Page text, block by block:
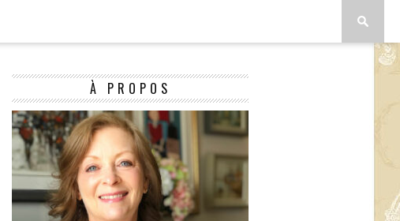
À PROPOS